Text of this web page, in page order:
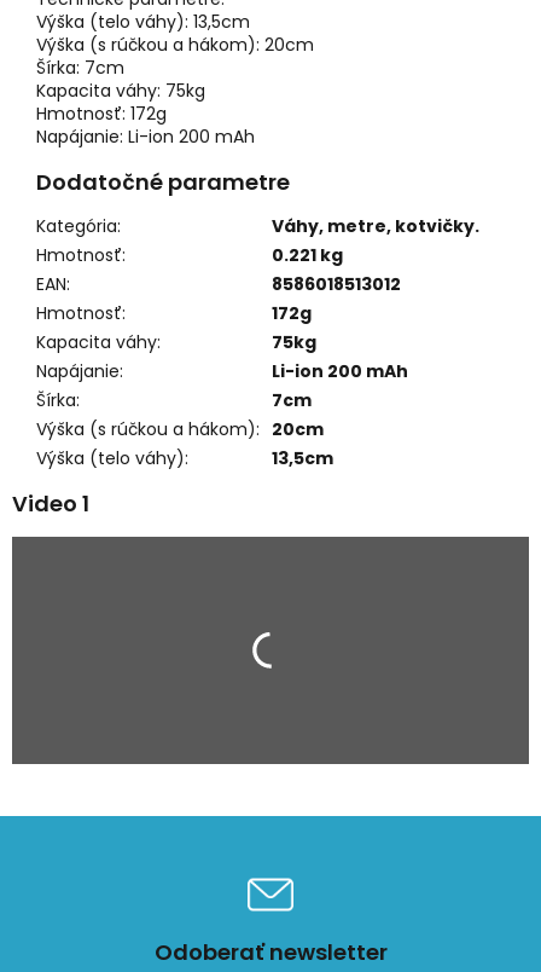
Výška (telo váhy): 13,5cm
Výška (s rúčkou a hákom): 20cm
Šírka: 7cm
Kapacita váhy: 75kg
Hmotnosť: 172g
Napájanie: Li-ion 200 mAh
Dodatočné parametre
Kategória:
Váhy, metre, kotvičky.
Hmotnosť:
0.221 kg
EAN:
8586018513012
Hmotnosť:
172g
Kapacita váhy:
75kg
Napájanie:
Li-ion 200 mAh
Šírka:
7cm
Výška (s rúčkou a hákom): 20cm
Výška (telo váhy): 13,5cm
Video 1
Odoberať newsletter